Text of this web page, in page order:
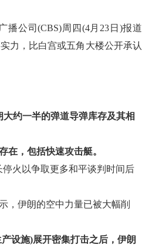
公司(CBS)周四(4月23日)报道
力，比白宫或五角大楼公开承认
约一半的弹道导弹库存及其相
在，包括快速攻击艇。
火以争取更多和平谈判时间后
伊朗的空中力量已被大幅削
设施)展开密集打击之后，伊朗